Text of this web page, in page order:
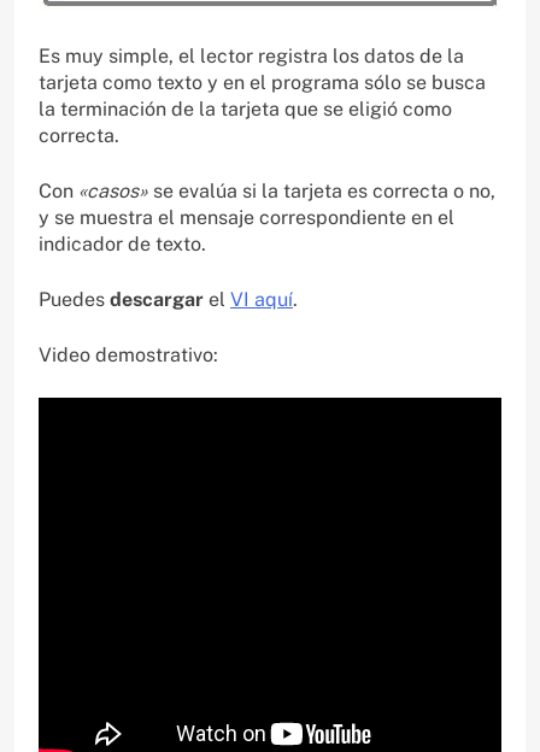
Es muy simple, el lector registra los datos de la
tarjeta como texto y en el programa sólo se busca
la terminación de la tarjeta que se eligió como
correcta.
Con «casos» se evalúa si la tarjeta es correcta o no,
y se muestra el mensaje correspondiente en el
indicador de texto.
Puedes descargar el VI aquí.
Video demostrativo: